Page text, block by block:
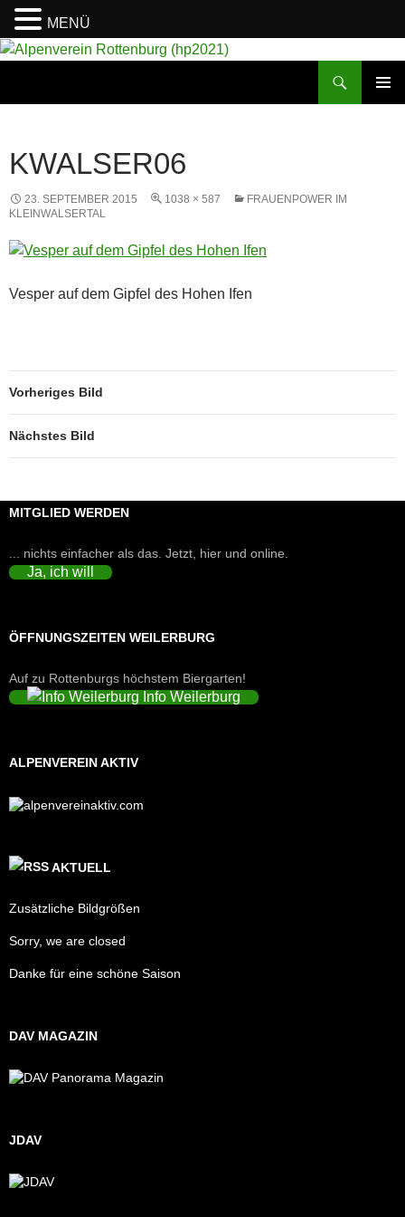
KWALSER06
23. SEPTEMBER 2015 1038 × 587
FRAUENPOWER IM
KLEINWALSERTAL
Vesper auf dem Gipfel des Hohen Ifen
Vorheriges Bild
Nächstes Bild
MITGLIED WERDEN
... nichts einfacher als das. Jetzt, hier und online.
Ja, ich will
ÖFFNUNGSZEITEN WEILERBURG
Auf zu Rottenburgs höchstem Biergarten!
Info Weilerburg
ALPENVEREIN AKTIV
AKTUELL
Zusätzliche Bildgrößen
Sorry, we are closed
Danke für eine schöne Saison
DAV MAGAZIN
JDAV
MENÜ